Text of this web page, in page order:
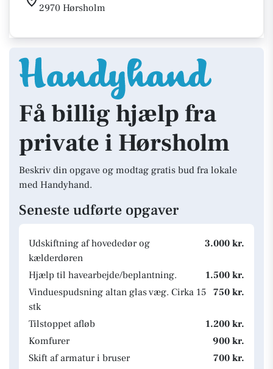
2970 Hørsholm
Få billig hjælp fra
private i Hørsholm
Beskriv din opgave og modtag gratis bud fra lokale
med Handyhand.
Seneste udførte opgaver
Udskiftning af hovededør og
kælderdøren
3.000 kr.
Hjælp til havearbejde/beplantning.
1.500 kr.
Vinduespudsning altan glas væg. Cirka 15
stk
750 kr.
Tilstoppet afløb
1.200 kr.
Komfurer
900 kr.
Skift af armatur i bruser
700 kr.